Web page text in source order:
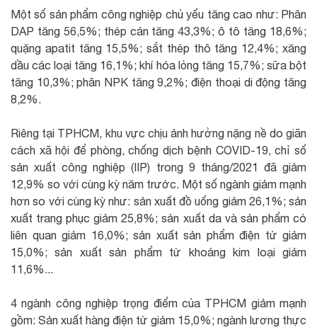
Một số sản phẩm công nghiệp chủ yếu tăng cao như: Phân
DAP tăng 56,5%; thép cán tăng 43,3%; ô tô tăng 18,6%;
quặng apatit tăng 15,5%; sắt thép thô tăng 12,4%; xăng
dầu các loại tăng 16,1%; khí hóa lỏng tăng 15,7%; sữa bột
tăng 10,3%; phân NPK tăng 9,2%; điện thoại di động tăng
8,2%.
Riêng tại TPHCM, khu vực chịu ảnh hưởng nặng nề do giãn
cách xã hội để phòng, chống dịch bệnh COVID-19, chỉ số
sản xuất công nghiệp (IIP) trong 9 tháng/2021 đã giảm
12,9% so với cùng kỳ năm trước. Một số ngành giảm mạnh
hơn so với cùng kỳ như: sản xuất đồ uống giảm 26,1%; sản
xuất trang phục giảm 25,8%; sản xuất da và sản phẩm có
liên quan giảm 16,0%; sản xuất sản phẩm điện tử giảm
15,0%; sản xuất sản phẩm từ khoáng kim loại giảm
11,6%...
4 ngành công nghiệp trọng điểm của TPHCM giảm mạnh
gồm: Sản xuất hàng điện tử giảm 15,0%; ngành lương thực